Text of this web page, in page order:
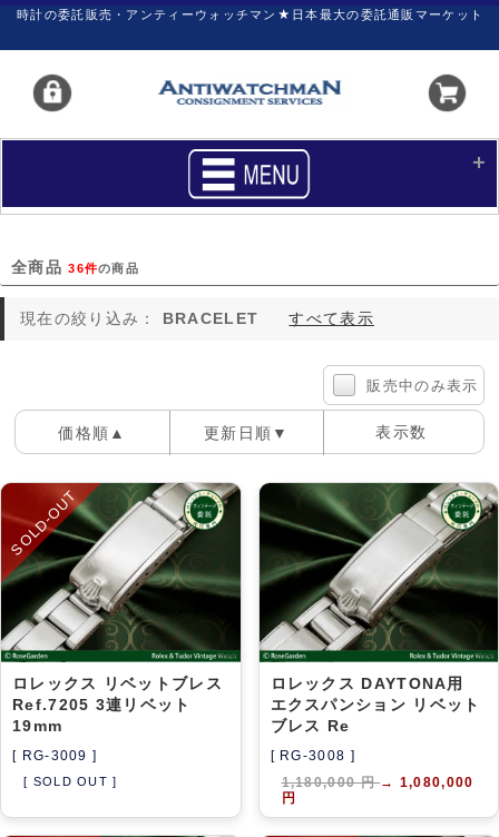
時計の委託販売・アンティーウォッチマン★日本最大の委託通販マーケット
買いたい 売りたい
サポート マイページ
価格ダウン
価格の交渉
アーカイブ ブログ・特集記事
全商品36件の商品
現在の絞り込み： BRACELET すべて表示
販売中のみ表示
価格順▲ 更新日順▼ 表示数
40件
60件
100件
SOLD-OUT
ロレックス リベットブレス
Ref.7205 3連リベット
19mm
[ RG-3009 ]
[ SOLD OUT ]
ロレックス DAYTONA用
エクスパンション リベット
ブレス Re
[ RG-3008 ]
1,180,000 円→
1,080,000
円